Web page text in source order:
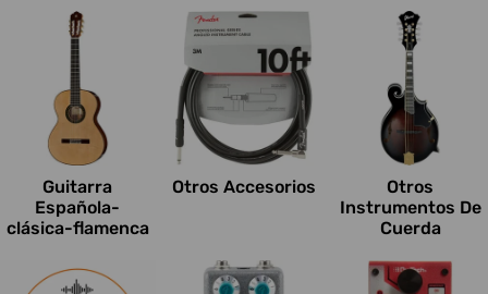
Guitarra
Española-
clásica-flamenca
Otros Accesorios
Otros
Instrumentos De
Cuerda